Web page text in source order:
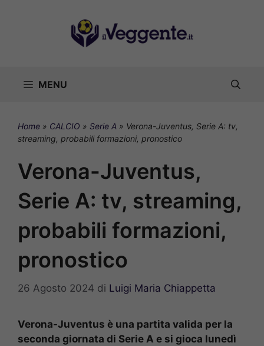
MENU
Home » CALCIO » Serie A » Verona-Juventus, Serie A: tv,
streaming, probabili formazioni, pronostico
Verona-Juventus,
Serie A: tv, streaming,
probabili formazioni,
pronostico
26 Agosto 2024 di Luigi Maria Chiappetta
Verona-Juventus è una partita valida per la
seconda giornata di Serie A e si gioca lunedì